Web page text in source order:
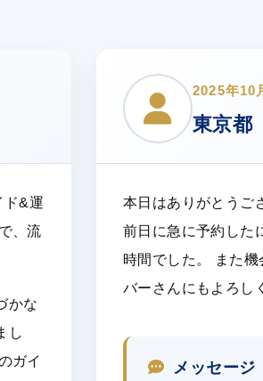
ド&運
、流
かな
し
ガイ
2025年10
東京都
本日はありがとうご
前日に急に予約した
時間でした。 また
バーさんにもよろし
メッセージ